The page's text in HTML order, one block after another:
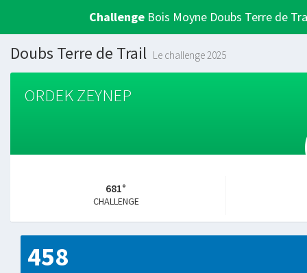
Challenge Bois Moyne Doubs Terre de
Doubs Terre de Trail Le challenge 2025
ORDEK ZEYNEP
681°
CHALLENGE
458